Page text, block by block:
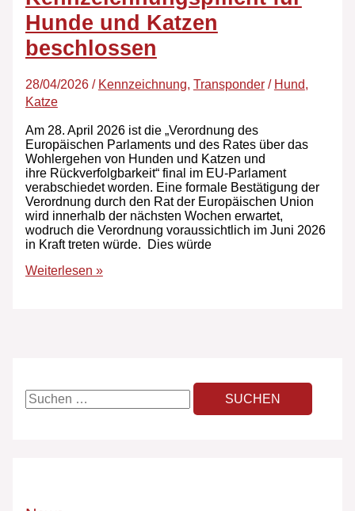
Hunde und Katzen
beschlossen
28/04/2026 / Kennzeichnung, Transponder/ Hund,
Katze
Am 28. April 2026 ist die „Verordnung des
Europäischen Parlaments und des Rates über das
Wohlergehen von Hunden und Katzen und
ihre Rückverfolgbarkeit“ final im EU-Parlament
verabschiedet worden. Eine formale Bestätigung der
Verordnung durch den Rat der Europäischen Union
wird innerhalb der nächsten Wochen erwartet,
wodruch die Verordnung voraussichtlich im Juni 2026
in Kraft treten würde. Dies würde
Weiterlesen »